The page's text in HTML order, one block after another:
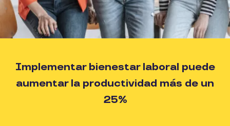
Implementar bienestar laboral puede
aumentar la productividad más de un
25%